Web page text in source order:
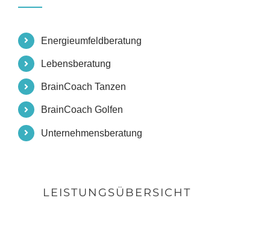
Energieumfeldberatung
Lebensberatung
BrainCoach Tanzen
BrainCoach Golfen
Unternehmensberatung
LEISTUNGSÜBERSICHT